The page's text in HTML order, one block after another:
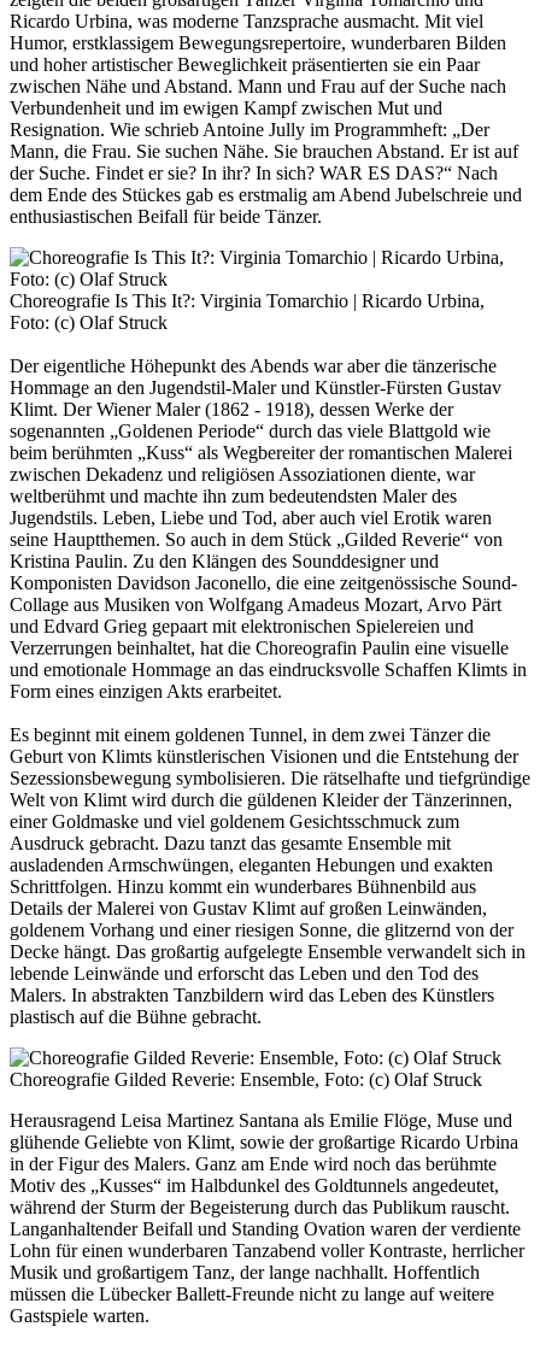
Ricardo Urbina, was moderne Tanzsprache ausmacht. Mit viel
Humor, erstklassigem Bewegungsrepertoire, wunderbaren Bilden
und hoher artistischer Beweglichkeit präsentierten sie ein Paar
zwischen Nähe und Abstand. Mann und Frau auf der Suche nach
Verbundenheit und im ewigen Kampf zwischen Mut und
Resignation. Wie schrieb Antoine Jully im Programmheft: „Der
Mann, die Frau. Sie suchen Nähe. Sie brauchen Abstand. Er ist auf
der Suche. Findet er sie? In ihr? In sich? WAR ES DAS?“ Nach
dem Ende des Stückes gab es erstmalig am Abend Jubelschreie und
enthusiastischen Beifall für beide Tänzer.
Choreografie Is This It?: Virginia Tomarchio | Ricardo Urbina,
Foto: (c) Olaf Struck
Der eigentliche Höhepunkt des Abends war aber die tänzerische
Hommage an den Jugendstil-Maler und Künstler-Fürsten Gustav
Klimt. Der Wiener Maler (1862 - 1918), dessen Werke der
sogenannten „Goldenen Periode“ durch das viele Blattgold wie
beim berühmten „Kuss“ als Wegbereiter der romantischen Malerei
zwischen Dekadenz und religiösen Assoziationen diente, war
weltberühmt und machte ihn zum bedeutendsten Maler des
Jugendstils. Leben, Liebe und Tod, aber auch viel Erotik waren
seine Hauptthemen. So auch in dem Stück „Gilded Reverie“ von
Kristina Paulin. Zu den Klängen des Sounddesigner und
Komponisten Davidson Jaconello, die eine zeitgenössische Sound-
Collage aus Musiken von Wolfgang Amadeus Mozart, Arvo Pärt
und Edvard Grieg gepaart mit elektronischen Spielereien und
Verzerrungen beinhaltet, hat die Choreografin Paulin eine visuelle
und emotionale Hommage an das eindrucksvolle Schaffen Klimts in
Form eines einzigen Akts erarbeitet.
Es beginnt mit einem goldenen Tunnel, in dem zwei Tänzer die
Geburt von Klimts künstlerischen Visionen und die Entstehung der
Sezessionsbewegung symbolisieren. Die rätselhafte und tiefgründige
Welt von Klimt wird durch die güldenen Kleider der Tänzerinnen,
einer Goldmaske und viel goldenem Gesichtsschmuck zum
Ausdruck gebracht. Dazu tanzt das gesamte Ensemble mit
ausladenden Armschwüngen, eleganten Hebungen und exakten
Schrittfolgen. Hinzu kommt ein wunderbares Bühnenbild aus
Details der Malerei von Gustav Klimt auf großen Leinwänden,
goldenem Vorhang und einer riesigen Sonne, die glitzernd von der
Decke hängt. Das großartig aufgelegte Ensemble verwandelt sich in
lebende Leinwände und erforscht das Leben und den Tod des
Malers. In abstrakten Tanzbildern wird das Leben des Künstlers
plastisch auf die Bühne gebracht.
Choreografie Gilded Reverie: Ensemble, Foto: (c) Olaf Struck
Herausragend Leisa Martinez Santana als Emilie Flöge, Muse und
glühende Geliebte von Klimt, sowie der großartige Ricardo Urbina
in der Figur des Malers. Ganz am Ende wird noch das berühmte
Motiv des „Kusses“ im Halbdunkel des Goldtunnels angedeutet,
während der Sturm der Begeisterung durch das Publikum rauscht.
Langanhaltender Beifall und Standing Ovation waren der verdiente
Lohn für einen wunderbaren Tanzabend voller Kontraste, herrlicher
Musik und großartigem Tanz, der lange nachhallt. Hoffentlich
müssen die Lübecker Ballett-Freunde nicht zu lange auf weitere
Gastspiele warten.